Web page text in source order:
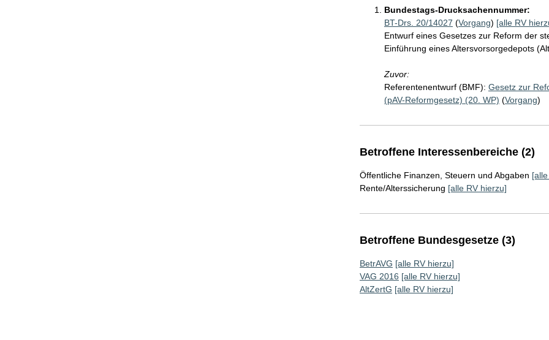
Bundestags-Drucksachennummer:
BT-Drs. 20/14027 (Vorgang) [alle RV
Entwurf eines Gesetzes zur Reform der
Einführung eines Altersvorsorgedepots
Zuvor:
Referentenentwurf (BMF): Gesetz zur
(pAV-Reformgesetz) (20. WP) (Vorgang)
Betroffene Interessenbereiche (2)
Öffentliche Finanzen, Steuern und Abgaben
Rente/Alterssicherung [alle RV hierzu]
Betroffene Bundesgesetze (3)
BetrAVG [alle RV hierzu]
VAG 2016 [alle RV hierzu]
AltZertG [alle RV hierzu]